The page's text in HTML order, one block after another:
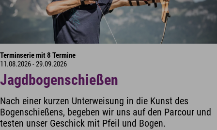
Terminserie mit 8 Termine
11.08.2026 - 29.09.2026
Jagdbogenschießen
Nach einer kurzen Unterweisung in die Kunst des
Bogenschießens, begeben wir uns auf den Parcour und
testen unser Geschick mit Pfeil und Bogen.